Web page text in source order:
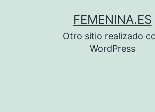
FEMENINA.ES
Otro sitio realizado
WordPress